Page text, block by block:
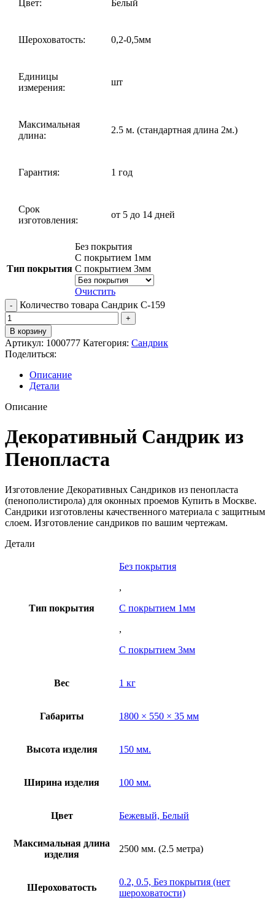
Цвет: Белый
Шероховатость: 0,2-0,5мм
Единицы
измерения:
шт
Максимальная
длина:
2.5 м. (стандартная длина 2м.)
Гарантия: 1 год
Срок
изготовления:
от 5 до 14 дней
Тип покрытия
Без покрытия
С покрытием 1мм
С покрытием 3мм
Очистить
Количество товара Сандрик С-159
В корзину
Артикул: 1000777 Категория: Сандрик
Поделиться:
Описание
Детали
Описание
Декоративный Сандрик из
Пенопласта
Изготовление Декоративных Сандриков из пенопласта
(пенополистирола) для оконных проемов Купить в Москве.
Сандрики изготовлены качественного материала с защитным
слоем. Изготовление сандриков по вашим чертежам.
Детали
Тип покрытия
Без покрытия
,
С покрытием 1мм
,
С покрытием 3мм
Вес 1 кг
Габариты 1800 × 550 × 35 мм
Высота изделия 150 мм.
Ширина изделия 100 мм.
Цвет Бежевый, Белый
Максимальная длина
изделия
2500 мм. (2.5 метра)
Шероховатость
0.2, 0.5, Без покрытия (нет
шероховатости)